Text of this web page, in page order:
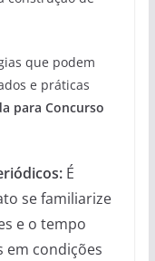
que podem
e práticas
para Concurso
É
se familiarize
e o tempo
em condições